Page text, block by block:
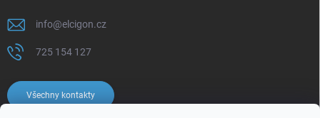
info@elcigon.cz
725 154 127
Všechny kontakty